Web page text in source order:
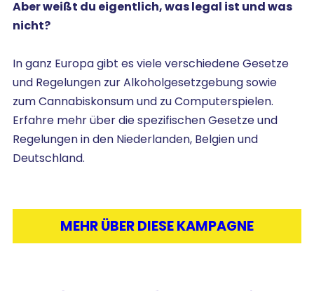
Aber weißt du eigentlich, was legal ist und was
nicht?
In ganz Europa gibt es viele verschiedene Gesetze
und Regelungen zur Alkoholgesetzgebung sowie
zum Cannabiskonsum und zu Computerspielen.
Erfahre mehr über die spezifischen Gesetze und
Regelungen in den Niederlanden, Belgien und
Deutschland.
MEHR ÜBER DIESE KAMPAGNE